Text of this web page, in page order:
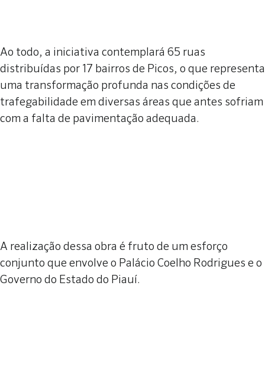
Ao todo, a iniciativa contemplará 65 ruas
distribuídas por 17 bairros de Picos, o que representa
uma transformação profunda nas condições de
trafegabilidade em diversas áreas que antes sofriam
com a falta de pavimentação adequada.
A realização dessa obra é fruto de um esforço
conjunto que envolve o Palácio Coelho Rodrigues e o
Governo do Estado do Piauí.